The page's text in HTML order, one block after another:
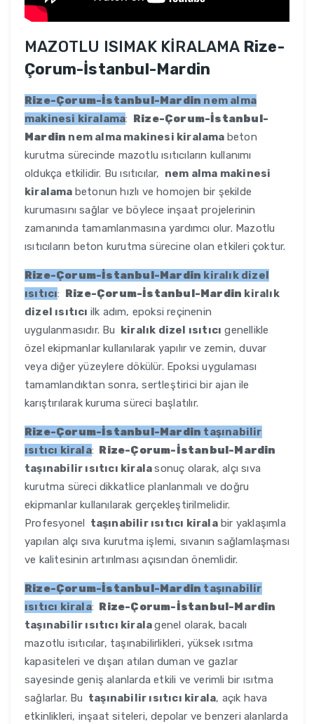
MAZOTLU ISIMAK KİRALAMA Rize-
Çorum-İstanbul-Mardin
Rize-Çorum-İstanbul-Mardin nem alma
makinesi kiralama: Rize-Çorum-İstanbul-
Mardin nem alma makinesi kiralama beton
kurutma sürecinde mazotlu ısıtıcıların kullanımı
oldukça etkilidir. Bu ısıtıcılar, nem alma makinesi
kiralama betonun hızlı ve homojen bir şekilde
kurumasını sağlar ve böylece inşaat projelerinin
zamanında tamamlanmasına yardımcı olur. Mazotlu
ısıtıcıların beton kurutma sürecine olan etkileri çoktur.
Rize-Çorum-İstanbul-Mardin kiralık dizel
ısıtıcı: Rize-Çorum-İstanbul-Mardin kiralık
dizel ısıtıcı ilk adım, epoksi reçinenin
uygulanmasıdır. Bu kiralık dizel ısıtıcı genellikle
özel ekipmanlar kullanılarak yapılır ve zemin, duvar
veya diğer yüzeylere dökülür. Epoksi uygulaması
tamamlandıktan sonra, sertleştirici bir ajan ile
karıştırılarak kuruma süreci başlatılır.
Rize-Çorum-İstanbul-Mardin taşınabilir
ısıtıcı kirala: Rize-Çorum-İstanbul-Mardin
taşınabilir ısıtıcı kiralasonuç olarak, alçı sıva
kurutma süreci dikkatlice planlanmalı ve doğru
ekipmanlar kullanılarak gerçekleştirilmelidir.
Profesyonel taşınabilir ısıtıcı kiralabir yaklaşımla
yapılan alçı sıva kurutma işlemi, sıvanın sağlamlaşması
ve kalitesinin artırılması açısından önemlidir.
Rize-Çorum-İstanbul-Mardin taşınabilir
ısıtıcı kirala: Rize-Çorum-İstanbul-Mardin
taşınabilir ısıtıcı kiralagenel olarak, bacalı
mazotlu isıtıcılar, taşınabilirlikleri, yüksek ısıtma
kapasiteleri ve dışarı atılan duman ve gazlar
sayesinde geniş alanlarda etkili ve verimli bir ısıtma
sağlarlar. Bu taşınabilir ısıtıcı kirala, açık hava
etkinlikleri, inşaat siteleri, depolar ve benzeri alanlarda